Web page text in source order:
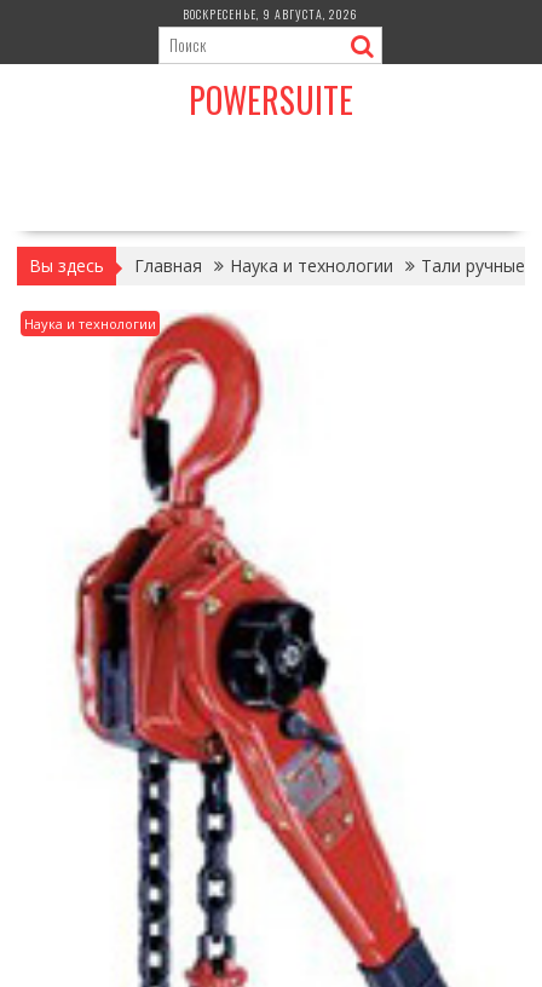
содержимому
ВОСКРЕСЕНЬЕ, 9 АВГУСТА, 2026
POWERSUITE
Вы здесь Главная Наука и технологии Тали ручные
Наука и технологии